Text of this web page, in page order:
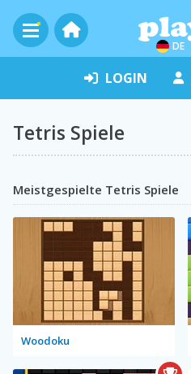
DE
LOGIN
Tetris Spiele
Meistgespielte Tetris Spiele
Woodoku